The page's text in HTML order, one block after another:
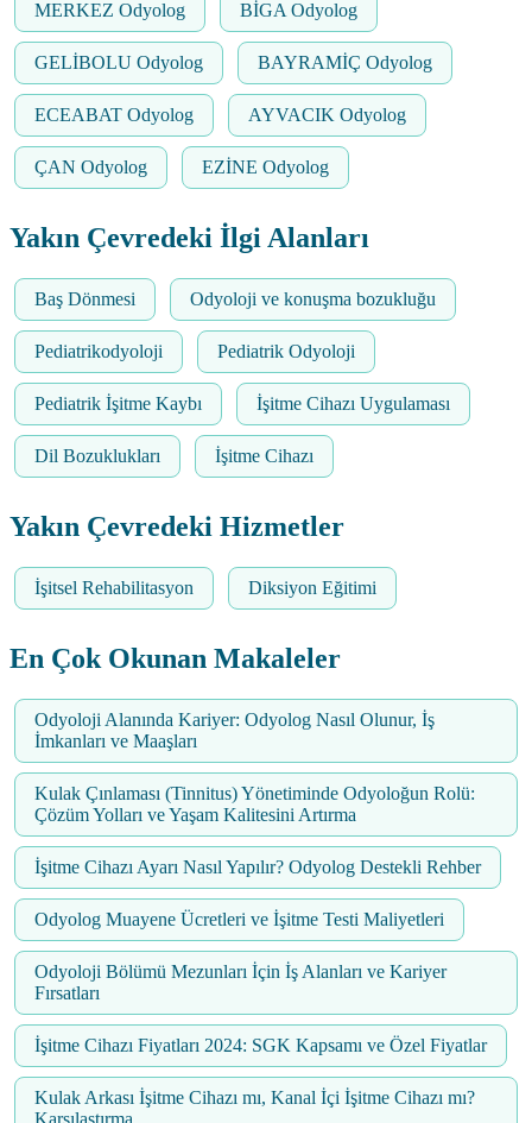
MERKEZ Odyolog BİGA Odyolog
GELİBOLU Odyolog BAYRAMİÇ Odyolog
ECEABAT Odyolog AYVACIK Odyolog
ÇAN Odyolog EZİNE Odyolog
Yakın Çevredeki İlgi Alanları
Baş Dönmesi Odyoloji ve konuşma bozukluğu
Pediatrikodyoloji Pediatrik Odyoloji
Pediatrik İşitme Kaybı İşitme Cihazı Uygulaması
Dil Bozuklukları İşitme Cihazı
Yakın Çevredeki Hizmetler
İşitsel Rehabilitasyon Diksiyon Eğitimi
En Çok Okunan Makaleler
Odyoloji Alanında Kariyer: Odyolog Nasıl Olunur, İş
İmkanları ve Maaşları
Kulak Çınlaması (Tinnitus) Yönetiminde Odyoloğun Rolü:
Çözüm Yolları ve Yaşam Kalitesini Artırma
İşitme Cihazı Ayarı Nasıl Yapılır? Odyolog Destekli Rehber
Odyolog Muayene Ücretleri ve İşitme Testi Maliyetleri
Odyoloji Bölümü Mezunları İçin İş Alanları ve Kariyer
Fırsatları
İşitme Cihazı Fiyatları 2024: SGK Kapsamı ve Özel Fiyatlar
Kulak Arkası İşitme Cihazı mı, Kanal İçi İşitme Cihazı mı?